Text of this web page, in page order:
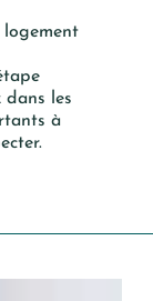
logement
les
à